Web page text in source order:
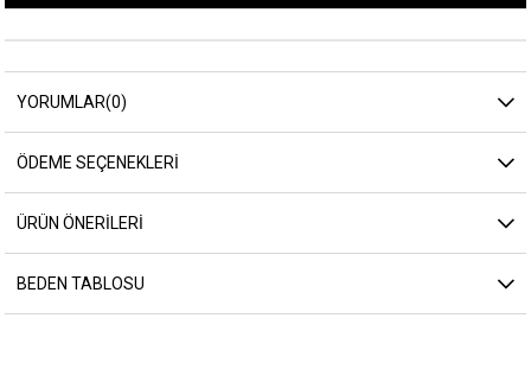
YORUMLAR(0)
ÖDEME SEÇENEKLERI
ÜRÜN ÖNERILERI
BEDEN TABLOSU